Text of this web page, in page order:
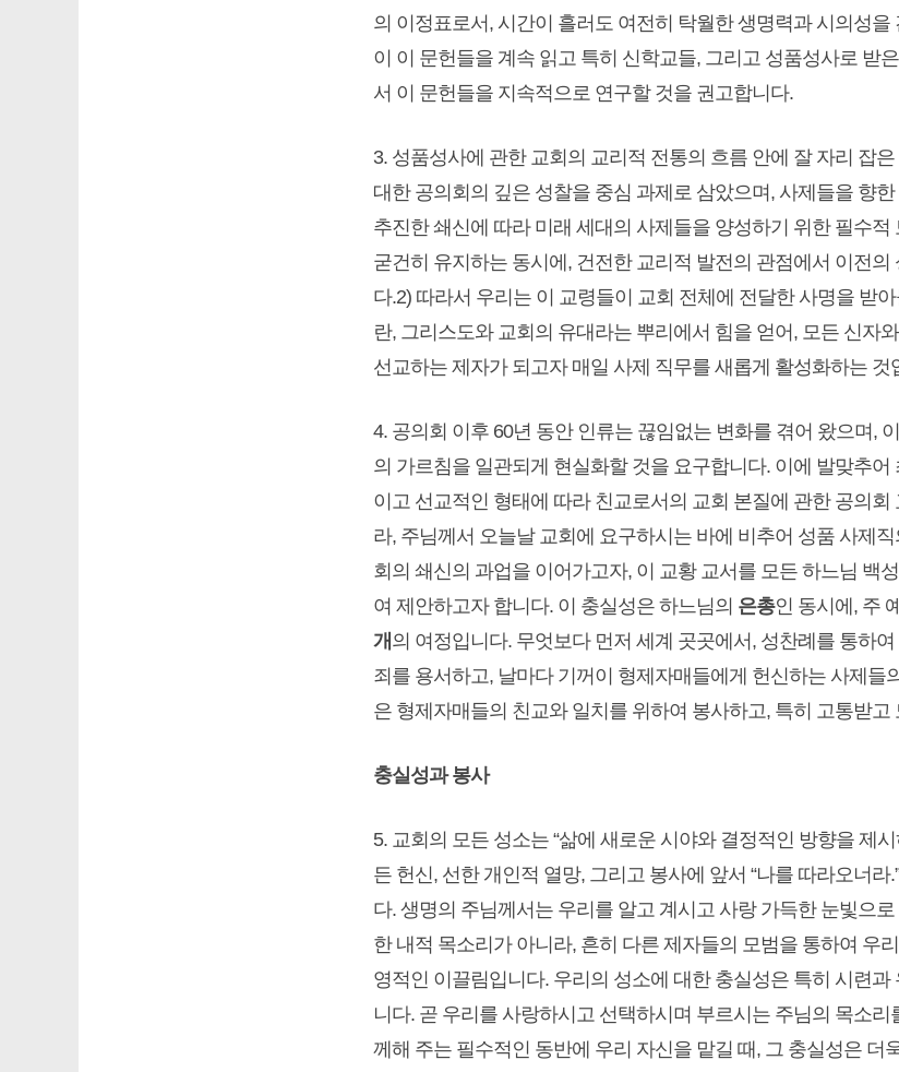
의 이정표로서, 시간이 흘러도 여전히 탁월한 생명력과 시의성
이 이 문헌들을 계속 읽고 특히 신학교들, 그리고 성품성사로 받
서 이 문헌들을 지속적으로 연구할 것을 권고합니다.
3. 성품성사에 관한 교회의 교리적 전통의 흐름 안에 잘 자리 잡은
대한 공의회의 깊은 성찰을 중심 과제로 삼았으며, 사제들을 향
추진한 쇄신에 따라 미래 세대의 사제들을 양성하기 위한 필수
굳건히 유지하는 동시에, 건전한 교리적 발전의 관점에서 이전
다.2) 따라서 우리는 이 교령들이 교회 전체에 전달한 사명을 받
란, 그리스도와 교회의 유대라는 뿌리에서 힘을 얻어, 모든 신자
선교하는 제자가 되고자 매일 사제 직무를 새롭게 활성화하는 것
4. 공의회 이후 60년 동안 인류는 끊임없는 변화를 겪어 왔으며,
의 가르침을 일관되게 현실화할 것을 요구합니다. 이에 발맞추
이고 선교적인 형태에 따라 친교로서의 교회 본질에 관한 공의
라, 주님께서 오늘날 교회에 요구하시는 바에 비추어 성품 사제
회의 쇄신의 과업을 이어가고자, 이 교황 교서를 모든 하느님 백
여 제안하고자 합니다. 이 충실성은 하느님의 은총인 동시에, 주
개 의 여정입니다. 무엇보다 먼저 세계 곳곳에서, 성찬례를 통하
죄를 용서하고, 날마다 기꺼이 형제자매들에게 헌신하는 사제
은 형제자매들의 친교와 일치를 위하여 봉사하고, 특히 고통받
충실성과 봉사
5. 교회의 모든 성소는 “삶에 새로운 시야와 결정적인 방향을 제
든 헌신, 선한 개인적 열망, 그리고 봉사에 앞서 “나를 따라오너
다. 생명의 주님께서는 우리를 알고 계시고 사랑 가득한 눈빛으
한 내적 목소리가 아니라, 흔히 다른 제자들의 모범을 통하여 우
영적인 이끌림입니다. 우리의 성소에 대한 충실성은 특히 시련
니다. 곧 우리를 사랑하시고 선택하시며 부르시는 주님의 목소
께해 주는 필수적인 동반에 우리 자신을 맡길 때, 그 충실성은 더